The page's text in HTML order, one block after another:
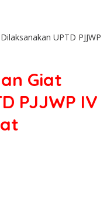
UPTD PJJWP
Giat
PJJWP IV